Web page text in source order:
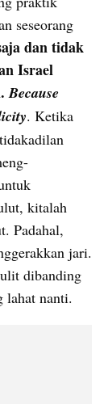
seseorang
dan tidak
Israel
Because
. Ketika
kitalah
Padahal,
jari.
dibanding
lahat nanti.